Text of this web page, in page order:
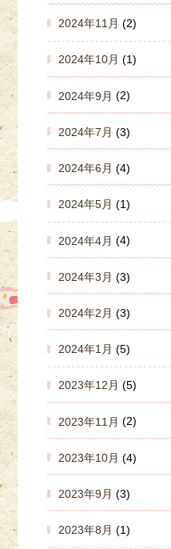
2024年11月 (2)
2024年10月 (1)
2024年9月 (2)
2024年7月 (3)
2024年6月 (4)
2024年5月 (1)
2024年4月 (4)
2024年3月 (3)
2024年2月 (3)
2024年1月 (5)
2023年12月 (5)
2023年11月 (2)
2023年10月 (4)
2023年9月 (3)
2023年8月 (1)